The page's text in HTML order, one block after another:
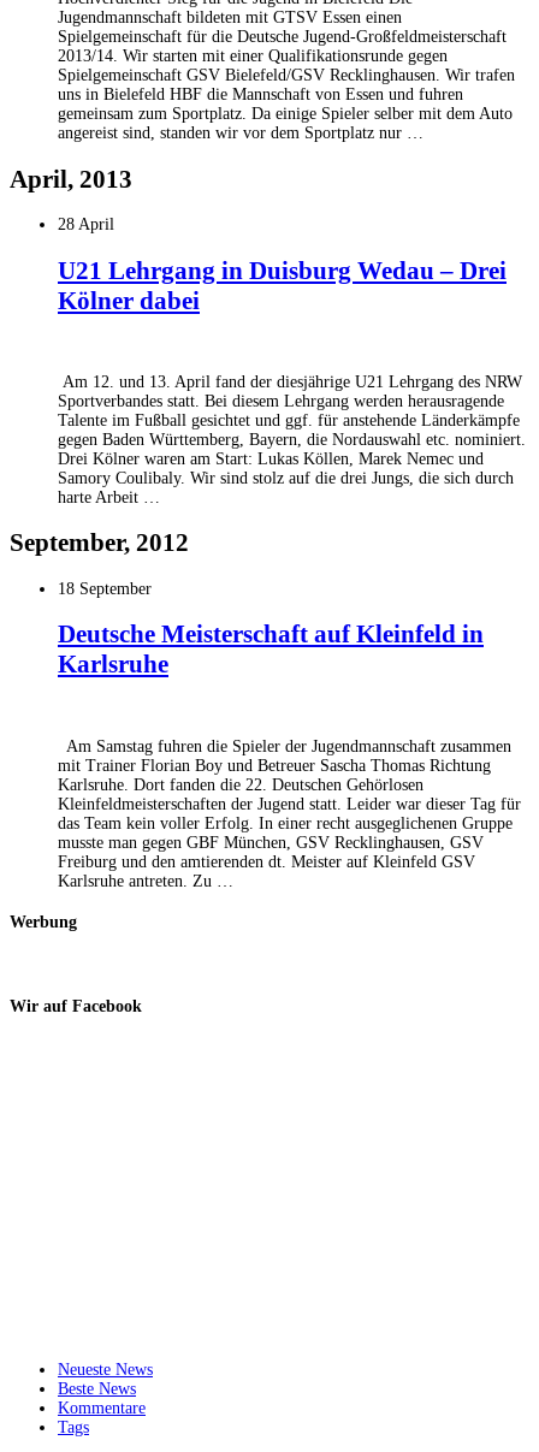
Jugendmannschaft bildeten mit GTSV Essen einen
Spielgemeinschaft für die Deutsche Jugend-Großfeldmeisterschaft
2013/14. Wir starten mit einer Qualifikationsrunde gegen
Spielgemeinschaft GSV Bielefeld/GSV Recklinghausen. Wir trafen
uns in Bielefeld HBF die Mannschaft von Essen und fuhren
gemeinsam zum Sportplatz. Da einige Spieler selber mit dem Auto
angereist sind, standen wir vor dem Sportplatz nur …
April, 2013
28 April
U21 Lehrgang in Duisburg Wedau – Drei
Kölner dabei
Am 12. und 13. April fand der diesjährige U21 Lehrgang des NRW
Sportverbandes statt. Bei diesem Lehrgang werden herausragende
Talente im Fußball gesichtet und ggf. für anstehende Länderkämpfe
gegen Baden Württemberg, Bayern, die Nordauswahl etc. nominiert.
Drei Kölner waren am Start: Lukas Köllen, Marek Nemec und
Samory Coulibaly. Wir sind stolz auf die drei Jungs, die sich durch
harte Arbeit …
September, 2012
18 September
Deutsche Meisterschaft auf Kleinfeld in
Karlsruhe
Am Samstag fuhren die Spieler der Jugendmannschaft zusammen
mit Trainer Florian Boy und Betreuer Sascha Thomas Richtung
Karlsruhe. Dort fanden die 22. Deutschen Gehörlosen
Kleinfeldmeisterschaften der Jugend statt. Leider war dieser Tag für
das Team kein voller Erfolg. In einer recht ausgeglichenen Gruppe
musste man gegen GBF München, GSV Recklinghausen, GSV
Freiburg und den amtierenden dt. Meister auf Kleinfeld GSV
Karlsruhe antreten. Zu …
Werbung
Wir auf Facebook
Neueste News
Beste News
Kommentare
Tags